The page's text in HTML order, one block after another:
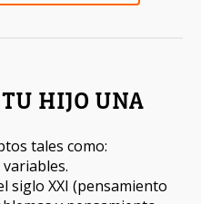
HIJO UNA
tales como:
siglo XXI (pensamiento